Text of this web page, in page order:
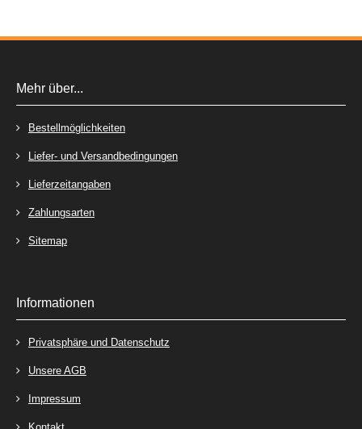
Mehr über...
Bestellmöglichkeiten
Liefer- und Versandbedingungen
Lieferzeitangaben
Zahlungsarten
Sitemap
Informationen
Privatsphäre und Datenschutz
Unsere AGB
Impressum